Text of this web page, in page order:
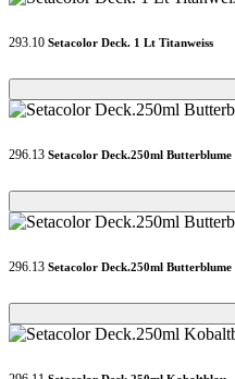
293.10 Setacolor Deck. 1 Lt Titanweiss
Loading...
Loading...
296.13 Setacolor Deck.250ml Butterblume
Loading...
Loading...
296.13 Setacolor Deck.250ml Butterblume
Loading...
Loading...